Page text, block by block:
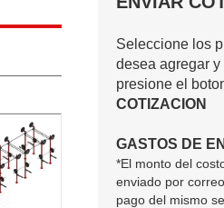
Seleccione los
desea agregar
presione el
COTIZACION
GASTOS DE
*El monto del
enviado por
pago del mismo